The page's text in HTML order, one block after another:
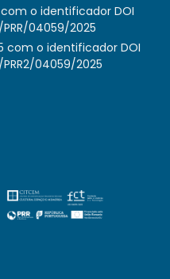
o identificador DOI
04059/2025
com o identificador DOI
04059/2025